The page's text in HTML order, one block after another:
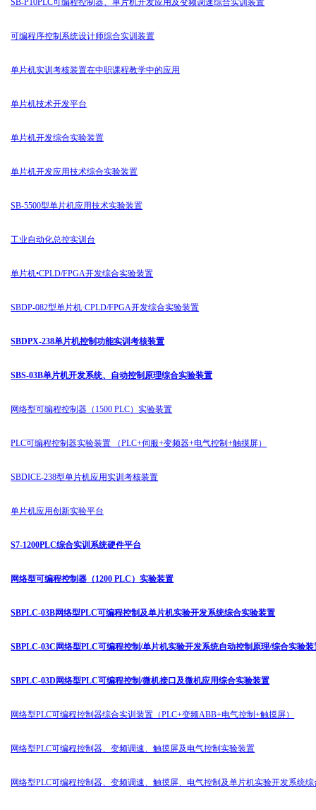
可编程序控制系统设计师综合实训装置
单片机实训考核装置在中职课程教学中的应用
单片机技术开发平台
单片机开发综合实验装置
单片机开发应用技术综合实验装置
SB-5500型单片机应用技术实验装置
工业自动化总控实训台
单片机•CPLD/FPGA开发综合实验装置
SBDP-082型单片机·CPLD/FPGA开发综合实验装置
SBDPX-238单片机控制功能实训考核装置
SBS-03B单片机开发系统、自动控制原理综合实验装置
网络型可编程控制器（1500 PLC）实验装置
PLC可编程控制器实验装置 （PLC+伺服+变频器+电气控制+触摸屏）
SBDICE-238型单片机应用实训考核装置
单片机应用创新实验平台
S7-1200PLC综合实训系统硬件平台
网络型可编程控制器（1200 PLC）实验装置
SBPLC-03B网络型PLC可编程控制及单片机实验开发系统综合实验装置
SBPLC-03C网络型PLC可编程控制/单片机实验开发系统自动控制原理/综合实验装
SBPLC-03D网络型PLC可编程控制/微机接口及微机应用综合实验装置
网络型PLC可编程控制器综合实训装置（PLC+变频ABB+电气控制+触摸屏）
网络型PLC可编程控制器、变频调速、触摸屏及电气控制实验装置
网络型PLC可编程控制器、变频调速、触摸屏、电气控制及单片机实验开发系统